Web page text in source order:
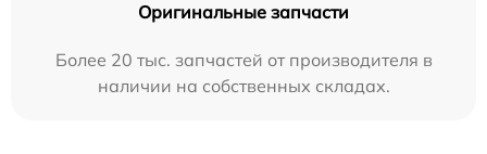
Оригинальные запчасти
Более 20 тыс. запчастей от производителя в
наличии на собственных складах.